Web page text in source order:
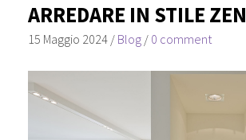
ARREDARE IN STILE ZEN
15 Maggio 2024/ Blog/ 0 comment